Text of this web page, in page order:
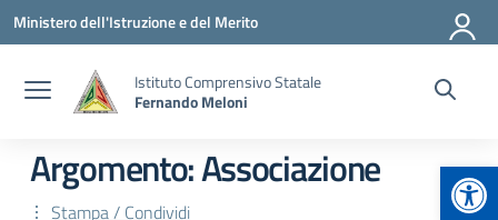
Vai ai contenuti
Vai al menu di navigazione
Vai al footer
Ministero dell'Istruzione e del Merito
Istituto Comprensivo Statale
Fernando Meloni
Argomento: Associazione
Stampa / Condividi